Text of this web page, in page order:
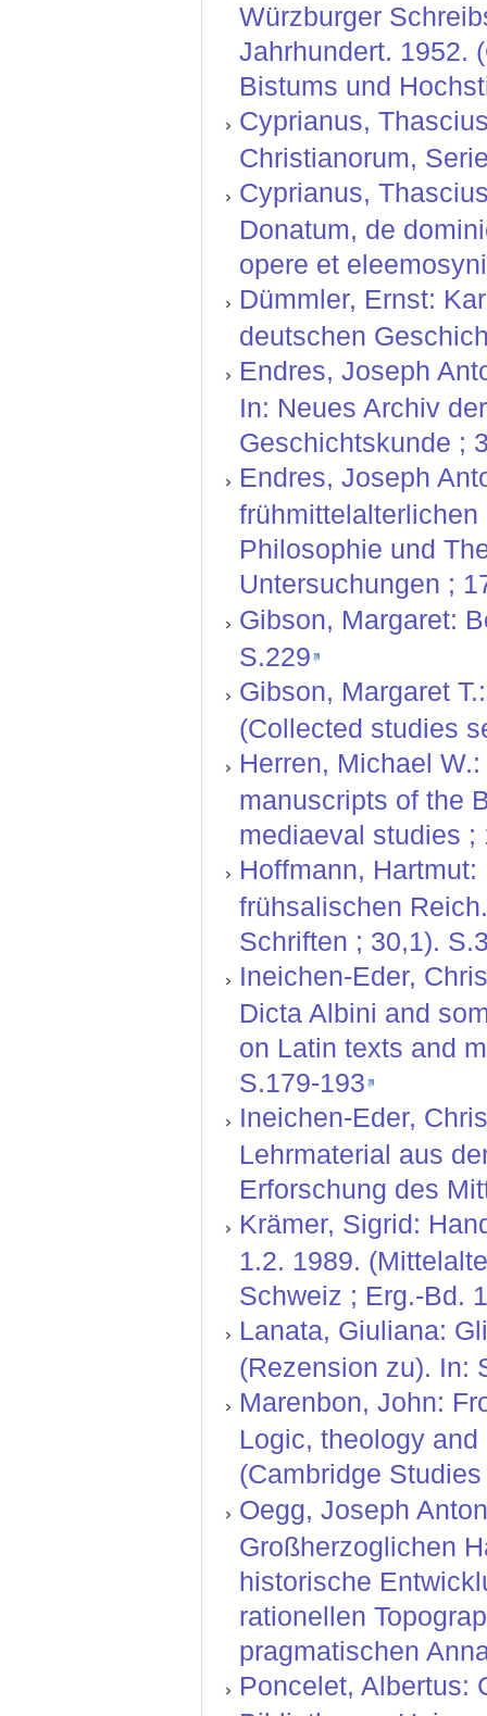
Würzburger
Jahrhundert. 1952.
Bistums und
Cyprianus,
Christianorum,
Cyprianus,
Donatum, de
opere et
Dümmler, Ernst:
deutschen
Endres, Joseph
In: Neues Archiv
Geschichtskunde ;
Endres, Joseph
Philosophie und
Untersuchungen ;
Gibson, Margaret:
S.229
Gibson, Margaret
(Collected studies
Herren, Michael
manuscripts of the
mediaeval studies ;
Hoffmann,
frühsalischen
Schriften ; 30,1).
Ineichen-Eder,
Dicta Albini and
on Latin texts and
S.179-193
Ineichen-Eder,
Lehrmaterial aus
Erforschung des
Krämer, Sigrid:
1.2. 1989.
Schweiz ; Erg.-Bd.
Lanata, Giuliana:
(Rezension zu). In:
Marenbon, John:
Logic, theology
(Cambridge
Oegg, Joseph
Großherzoglichen
historische
rationellen
pragmatischen
Poncelet, Albertus: